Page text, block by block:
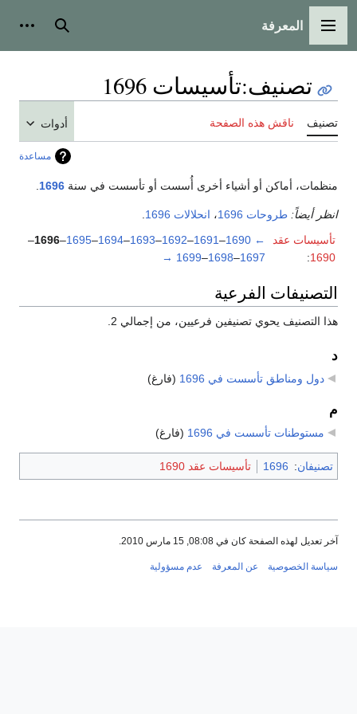
القائمة الرئيسية
المعرفة بحث
تصنيف:تأسيسات 1696
تصنيف ناقش هذه الصفحة أدوات
مساعدة
منظمات، أماكن أو أشياء أخرى أُسست أو تأسست في سنة 1696
انظر أيضاً: طروحات 1696 ، انحلالات 1696
تأسيسات عقد
1690
:
←
1690
–
1691
–
1692
–
1693
–
1694
–
1695
–
1696
–
1697
–
1698
–
1699
→
التصنيفات الفرعية
هذا التصنيف يحوي تصنيفين فرعيين، من إجمالي 2.
د
دول ومناطق تأسست في 1696 (فارغ)
م
مستوطنات تأسست في 1696 (فارغ)
تصنيفان:
1696 تأسيسات عقد 1690
آخر تعديل لهذه الصفحة كان في 08:08, 15 مارس 2010.
سياسة الخصوصية عن المعرفة عدم مسؤولية